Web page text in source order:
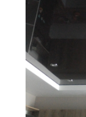
Площадь